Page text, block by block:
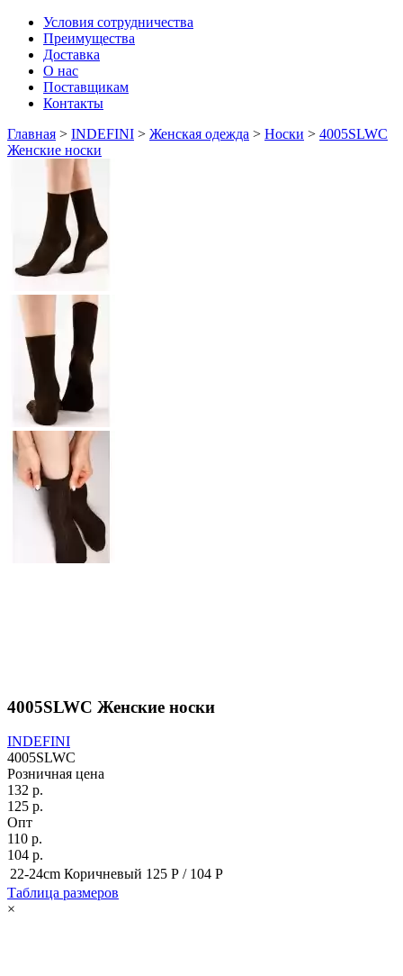
Условия сотрудничества
Преимущества
Доставка
О нас
Поставщикам
Контакты
Главная > INDEFINI > Женская одежда > Носки > 4005SLWC
Женские носки
4005SLWC Женские носки
INDEFINI
4005SLWC
Розничная цена
132 р.
125 р.
Опт
110 р.
104 р.
22-24cm Коричневый 125 Р / 104 Р
Таблица размеров
×